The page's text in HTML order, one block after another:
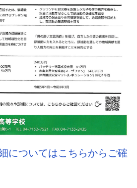
についてはこちらからご確